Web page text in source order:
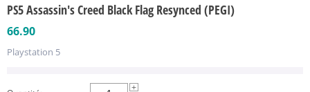
PS5 Assassin's Creed Black Flag Resynced (PEGI)
66.90
Playstation 5
+